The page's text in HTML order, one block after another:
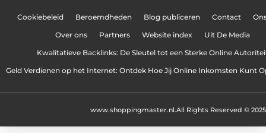
Cookiebeleid Beroemdheden Blog publiceren Contact
Over ons Partners Website index Uit De Media
Kwalitatieve Backlinks: De Sleutel tot een Sterke Online
Geld Verdienen op het Internet: Ontdek Hoe Jij Online Inkomsten Kunt
All Rights Reserved © 2025
www.shoppingmaster.nl.